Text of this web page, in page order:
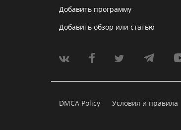
Добавить программу
Добавить обзор или статью
DMCA Policy Условия и правила